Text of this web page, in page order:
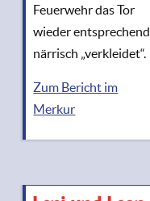
Feuerwehr das Tor
wieder entsprechend
närrisch „verkleidet“.
Zum Bericht im
Merkur